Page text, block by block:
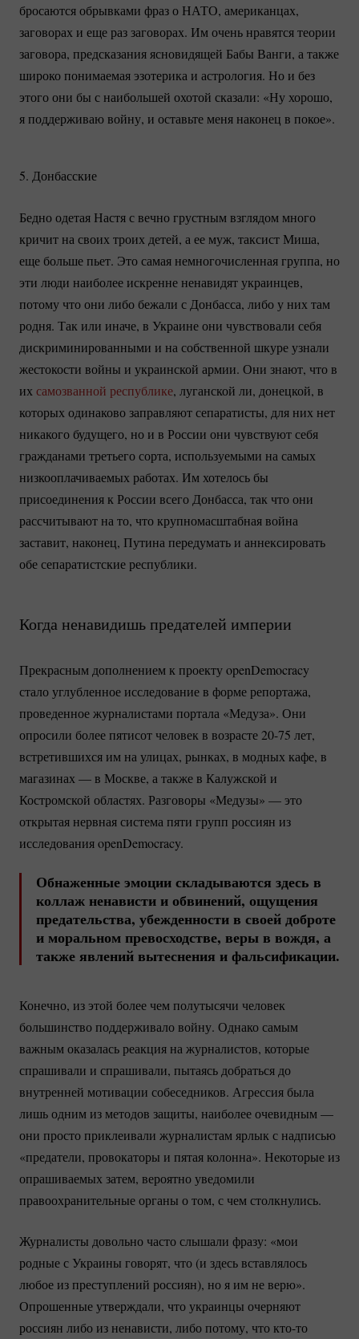
бросаются обрывками фраз о НАТО, американцах,
заговорах и еще раз заговорах. Им очень нравятся теории
заговора, предсказания ясновидящей Бабы Ванги, а также
широко понимаемая эзотерика и астрология. Но и без
этого они бы с наибольшей охотой сказали: «Ну хорошо,
я поддерживаю войну, и оставьте меня наконец в покое».
5. Донбасские
Бедно одетая Настя с вечно грустным взглядом много
кричит на своих троих детей, а ее муж, таксист Миша,
еще больше пьет. Это самая немногочисленная группа, но
эти люди наиболее искренне ненавидят украинцев,
потому что они либо бежали с Донбасса, либо у них там
родня. Так или иначе, в Украине они чувствовали себя
дискриминированными и на собственной шкуре узнали
жестокости войны и украинской армии. Они знают, что в
их самозванной республике, луганской ли, донецкой, в
которых одинаково заправляют сепаратисты, для них нет
никакого будущего, но и в России они чувствуют себя
гражданами третьего сорта, используемыми на самых
низкооплачиваемых работах. Им хотелось бы
присоединения к России всего Донбасса, так что они
рассчитывают на то, что крупномасштабная война
заставит, наконец, Путина передумать и аннексировать
обе сепаратистские республики.
Когда ненавидишь предателей империи
Прекрасным дополнением к проекту openDemocracy
стало углубленное исследование в форме репортажа,
проведенное журналистами портала «Медуза». Они
опросили более пятисот человек в возрасте20-75 лет,
встретившихся им на улицах, рынках, в модных кафе, в
магазинах — в Москве, а также в Калужской и
Костромской областях. Разговоры «Медузы» — это
открытая нервная система пяти групп россиян из
исследования openDemocracy.
Обнаженные эмоции складываются здесь в
коллаж ненависти и обвинений, ощущения
предательства, убежденности в своей доброте
и моральном превосходстве, веры в вождя, а
также явлений вытеснения и фальсификации.
Конечно, из этой более чем полутысячи человек
большинство поддерживало войну. Однако самым
важным оказалась реакция на журналистов, которые
спрашивали и спрашивали, пытаясь добраться до
внутренней мотивации собеседников. Агрессия была
лишь одним из методов защиты, наиболее очевидным —
они просто приклеивали журналистам ярлык с надписью
«предатели, провокаторы и пятая колонна». Некоторые из
опрашиваемых затем, вероятно уведомили
правоохранительные органы о том, с чем столкнулись.
Журналисты довольно часто слышали фразу: «мои
родные с Украины говорят, что (и здесь вставлялось
любое из преступлений россиян), но я им не верю».
Опрошенные утверждали, что украинцы очерняют
россиян либо из ненависти, либо потому, чтокто-то